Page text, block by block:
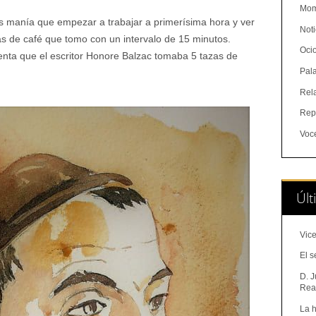
manía que empezar a trabajar a primerísima hora y ver
de café que tomo con un intervalo de 15 minutos.
que el escritor Honore Balzac tomaba 5 tazas de
El
D.
La